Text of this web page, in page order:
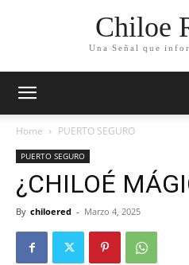
Chiloe
Una Señal que
Home PUERTO SEGURO
PUERTO SEGURO
¿CHILOÉ
By chiloered - Marzo 4, 2025